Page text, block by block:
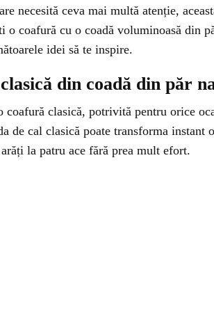
necesită ceva mai multă atenție,
o coafură cu o coadă voluminoasă din
idei să te inspire.
din coadă din păr
coafură clasică, potrivită pentru orice
de cal clasică poate transforma instant
la patru ace fără prea mult efort.